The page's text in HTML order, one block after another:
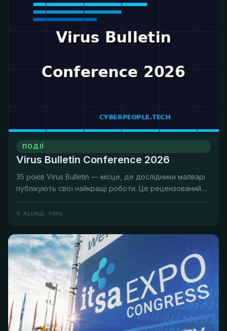
ПОДІЇ
Virus Bulletin Conference 2026
35 років Virus Bulletin — місце, де дослідники малварі
публікують свої найкращі роботи. Це рецензований
4 місяці тому